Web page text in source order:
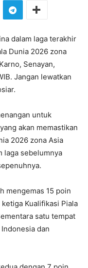
dalam laga terakhir
Dunia 2026 zona
Senayan,
Jangan lewatkan
untuk
akan memastikan
2026 zona Asia
laga sebelumnya
mengemas 15 poin
Kualifikasi Piala
satu tempat
dan